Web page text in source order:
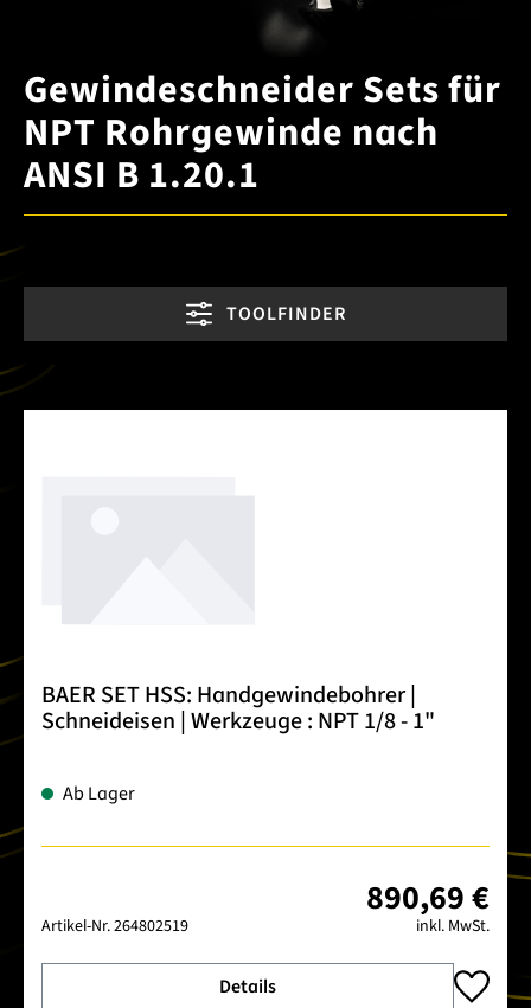
Gewindeschneider Sets für
NPT Rohrgewinde nach
ANSI B 1.20.1
TOOLFINDER
BAER SET HSS: Handgewindebohrer |
Schneideisen | Werkzeuge : NPT 1/8 - 1"
Ab Lager
Artikel-Nr.264802519
890,69 €
inkl. MwSt.
Details